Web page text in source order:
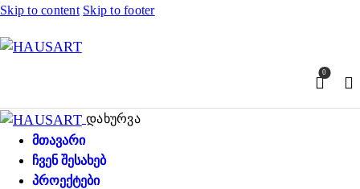
Skip to content Skip to footer
0
დახურვა
ᲛᲗᲐᲕᲐᲠᲘ
ᲩᲕᲔᲜ ᲨᲔᲡᲐᲮᲔᲑ
ᲞᲠᲝᲔᲥᲢᲔᲑᲘ